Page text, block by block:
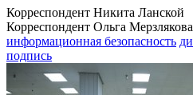
Корреспондент Никита Ланской
Корреспондент Ольга Мерзлякова
информационная безопасность
подпись